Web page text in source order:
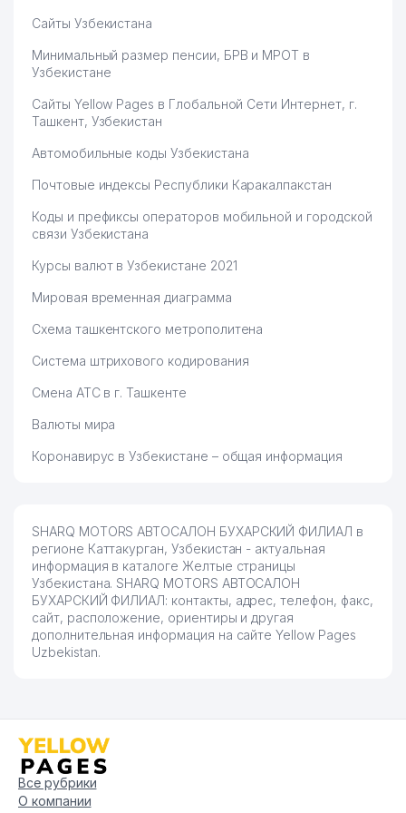
Сайты Узбекистана
Минимальный размер пенсии, БРВ и МРОТ в
Узбекистане
Сайты Yellow Pages в Глобальной Сети Интернет, г.
Ташкент, Узбекистан
Автомобильные коды Узбекистана
Почтовые индексы Республики Каракалпакстан
Коды и префиксы операторов мобильной и городской
связи Узбекистана
Курсы валют в Узбекистане 2021
Мировая временная диаграмма
Схема ташкентского метрополитена
Система штрихового кодирования
Смена АТС в г. Ташкенте
Валюты мира
Коронавирус в Узбекистане – общая информация
SHARQ MOTORS АВТОСАЛОН БУХАРСКИЙ ФИЛИАЛ в
регионе Каттакурган, Узбекистан - актуальная
информация в каталоге Желтые страницы
Узбекистана. SHARQ MOTORS АВТОСАЛОН
БУХАРСКИЙ ФИЛИАЛ: контакты, адрес, телефон, факс,
сайт, расположение, ориентиры и другая
дополнительная информация на сайте Yellow Pages
Uzbekistan.
Все рубрики
О компании